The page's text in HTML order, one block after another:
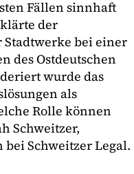
Fällen sinnhaft
der
bei einer
des Ostdeutschen
wurde das
als
Rolle können
Schweitzer,
Schweitzer Legal.